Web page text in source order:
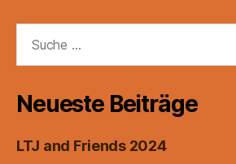
nach:
Neueste Beiträge
LTJ and Friends 2024